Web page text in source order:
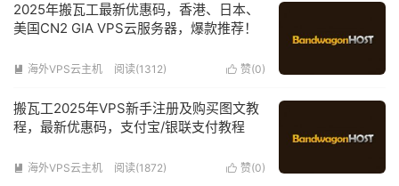
2025年搬瓦工最新优惠码，香港、日本、
美国CN2 GIA VPS云服务器，爆款推荐！
 赞(0)
 海外VPS云主机 阅读(1312)
搬瓦工2025年VPS新手注册及购买图文教
程，最新优惠码，支付宝/银联支付教程
 赞(0)
 海外VPS云主机 阅读(1872)